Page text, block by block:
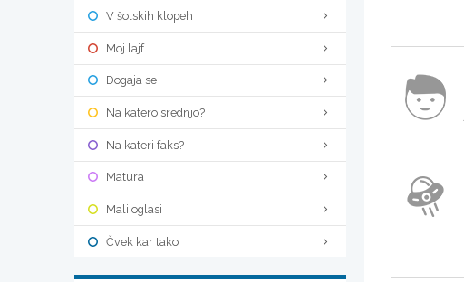
V šolskih klopeh
Moj lajf
Dogaja se
Na katero srednjo?
Na kateri faks?
Matura
Mali oglasi
Čvek kar tako